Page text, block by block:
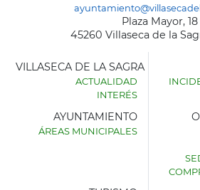
Plaza Mayor, 18
45260 Villaseca de la
AYUNTAMIENTO
VILLASECA DE LA SAGRA
ACTUALIDAD
INTERÉS
AYUNTAMIENTO
ÁREAS MUNICIPALES